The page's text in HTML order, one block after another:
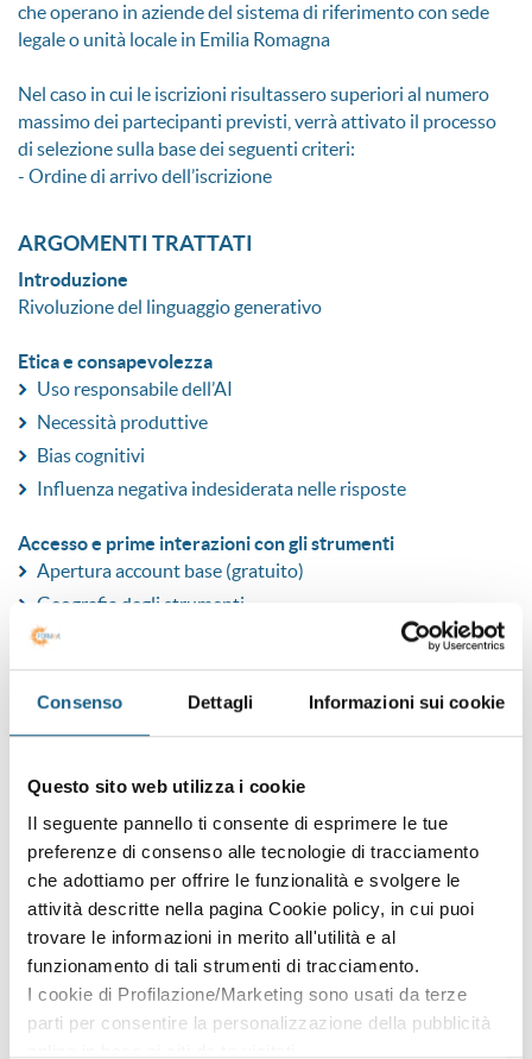
Consenso Dettagli Informazioni sui cookie
Questo sito web utilizza i cookie
Il seguente pannello ti consente di esprimere le tue
preferenze di consenso alle tecnologie di tracciamento
che adottiamo per offrire le funzionalità e svolgere le
attività descritte nella pagina Cookie policy, in cui puoi
trovare le informazioni in merito all'utilità e al
funzionamento di tali strumenti di tracciamento.
I cookie di Profilazione/Marketing sono usati da terze
parti per consentire la personalizzazione della pubblicità
che operano in aziende del sistema di riferimento con sede
legale o unità locale in Emilia Romagna
Nel caso in cui le iscrizioni risultassero superiori al numero
massimo dei partecipanti previsti, verrà attivato il processo
di selezione sulla base dei seguenti criteri:
- Ordine di arrivo dell’iscrizione
ARGOMENTI TRATTATI
Introduzione
Rivoluzione del linguaggio generativo
Etica e consapevolezza
Uso responsabile dell’AI
Necessità produttive
Bias cognitivi
Influenza negativa indesiderata nelle risposte
Accesso e prime interazioni con gli strumenti
Apertura account base (gratuito)
Geografia degli strumenti
Funzioni delle interfacce di lavoro
Caratteristiche delle interfacce di lavoro
Schema dei prompt
Creazione di prompt
Schema per output efficaci
Comprensione e gestione dei limiti dello strumento
Limiti degli strumenti
Risposte inadeguate
Formulazione delle domande
Dettaglio nelle richieste